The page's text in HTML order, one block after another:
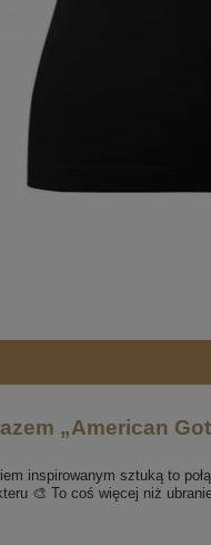
„American
inspirowanym sztuką to
🎨 To coś więcej niż